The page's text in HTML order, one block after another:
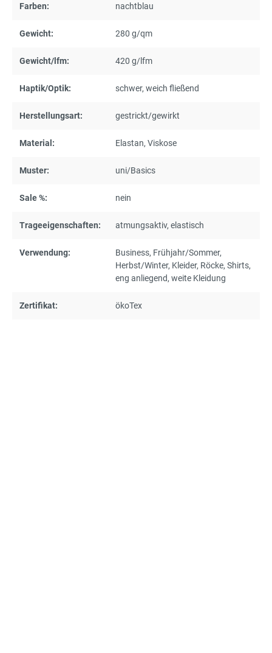
Farben: nachtblau
Gewicht: 280 g/qm
Gewicht/lfm: 420 g/lfm
Haptik/Optik: schwer, weich fließend
Herstellungsart: gestrickt/gewirkt
Material: Elastan, Viskose
Muster: uni/Basics
Sale %: nein
Trageeigenschaften: atmungsaktiv, elastisch
Verwendung: Business, Frühjahr/Sommer,
Herbst/Winter, Kleider, Röcke, Shirts,
eng anliegend, weite Kleidung
Zertifikat: ökoTex